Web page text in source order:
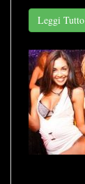
Leggi Tutto